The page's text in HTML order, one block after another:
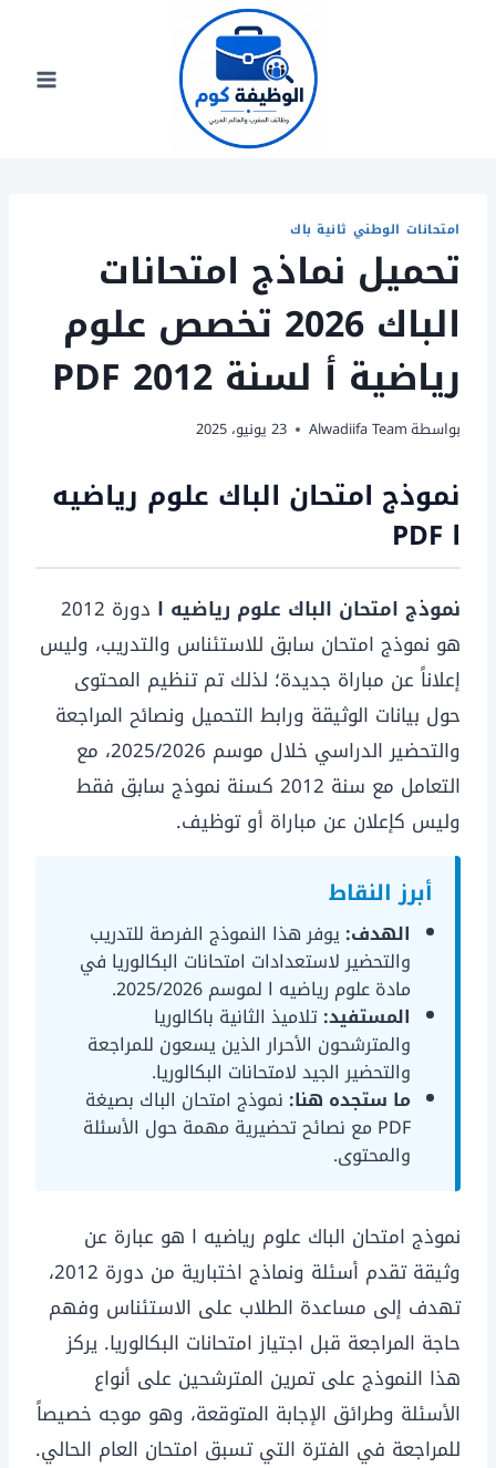
امتحانات الوطني ثانية باك
تحميل نماذج امتحانات
الباك 2026 تخصص علوم
رياضية أ لسنة 2012 PDF
بواسطةAlwadiifa Team 23 يونيو، 2025
نموذج امتحان الباك علوم رياضيه
ا PDF
نموذج امتحان الباك علوم رياضيه ا
دورة 2012
هو نموذج امتحان سابق للاستئناس والتدريب، وليس
إعلاناً عن مباراة جديدة؛ لذلك تم تنظيم المحتوى
حول بيانات الوثيقة ورابط التحميل ونصائح المراجعة
والتحضير الدراسي خلال موسم 2025/2026، مع
التعامل مع سنة 2012 كسنة نموذج سابق فقط
وليس كإعلان عن مباراة أو توظيف.
أبرز النقاط
الهدف:يوفر هذا النموذج الفرصة للتدريب
والتحضير لاستعدادات امتحانات البكالوريا في
مادة علوم رياضيه ا لموسم 2025/2026.
المستفيد:تلاميذ الثانية باكالوريا
والمترشحون الأحرار الذين يسعون للمراجعة
والتحضير الجيد لامتحانات البكالوريا.
ما ستجده هنا: نموذج امتحان الباك بصيغة
PDF مع نصائح تحضيرية مهمة حول الأسئلة
والمحتوى.
نموذج امتحان الباك علوم رياضيه ا هو عبارة عن
وثيقة تقدم أسئلة ونماذج اختبارية من دورة 2012،
تهدف إلى مساعدة الطلاب على الاستئناس وفهم
حاجة المراجعة قبل اجتياز امتحانات البكالوريا. يركز
هذا النموذج على تمرين المترشحين على أنواع
الأسئلة وطرائق الإجابة المتوقعة، وهو موجه خصيصاً
للمراجعة في الفترة التي تسبق امتحان العام الحالي.